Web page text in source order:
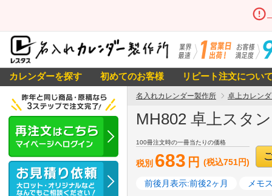
カレンダーを探す 初めてのお客様 リピート注文につい
名入れカレンダー製作所 卓上カレン
MH802 卓上スタ
100冊注文時の一冊当たりの価格
税別 683 円 (税込751円)
前後月表示:前後2ヶ月 メモ